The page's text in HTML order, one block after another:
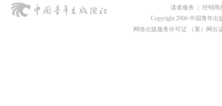
读者服务
经销商
Copyright 2006 中国青年出
网络出版服务许可证 （署）网出